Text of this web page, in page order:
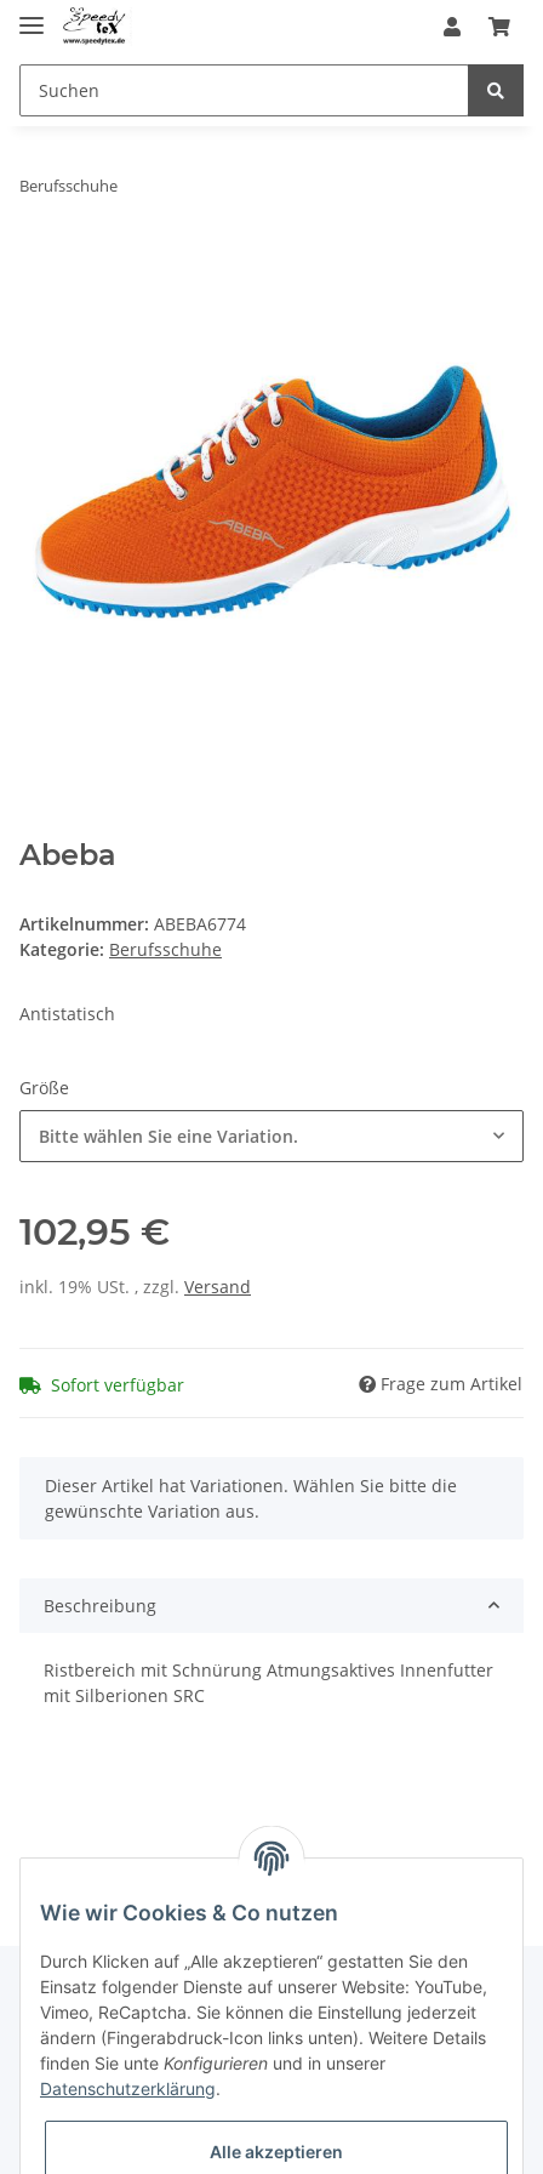
Berufsschuhe
Abeba
Artikelnummer: ABEBA6774
Kategorie: Berufsschuhe
Antistatisch
Größe
Bitte wählen Sie eine Variation.
102,95 €
inkl. 19% USt. , zzgl. Versand
Sofort verfügbar Frage zum Artikel
x
Dieser Artikel hat Variationen. Wählen Sie bitte die
gewünschte Variation aus.
Beschreibung
Ristbereich mit Schnürung Atmungsaktives Innenfutter
mit Silberionen SRC
Informationen
Gesetzliche Informationen
Wie wir Cookies & Co nutzen
Durch Klicken auf „Alle akzeptieren“ gestatten Sie den
Einsatz folgender Dienste auf unserer Website: YouTube,
Vimeo, ReCaptcha. Sie können die Einstellung jederzeit
ändern (Fingerabdruck-Icon links unten). Weitere Details
finden Sie unte Konfigurieren und in unserer
Datenschutzerklärung.
Alle akzeptieren